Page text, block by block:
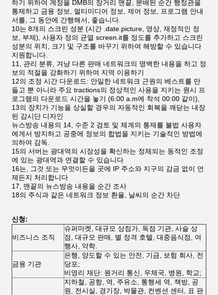
하기 위하여 계정을 DMB의 장거리 맨끝, 분배된 순간 행정관을
통제하고 금융 정보, 멀티미디어 정보, 제어 정보, 프로그램 안내
서를, 그 동안에 간행해서, 좋습니다.
10는 8개의 스크린 성분 (시간 .date.picture, 영상, 재정적인 정
보, 부제), 사용자 정의 균열 screen.it를 정도를 추가하고 스크린
성분의 위치, 크기 및 구조를 바꾸기 위하여 해방할 수 있습니다
지원합니다.
11, 관리 분류, 겨냥 다른 판매 네트워크의 명백한 내용을 하고 정
보의 적절을 강화하기 위하여 지역 이용하기
12의 조정 시간 다운로드: 안일한 네트워크 근원의 베스트를 만
들고 뿐 아니라 주요 tractions의 정상적인 사용을 지키는 원시 프
로그램의 다운로드 시간을 놓기 (6:00 a.m에 착석 00:00 같이),
13의 장치가 기능을 상실할 경우의 자동적인 회복을 깨닫는 내장
된 감시단 디자인
뉴스방송 내용의 14, 수준 2 검토 및 체계의 통제를 불법 사용자
에게서 방지하고 공중에 정보의 합법을 지키는 기술적인 방법에
의하여 감독.
15의 서버는 광대역의 시장성을 확신하는 정체되는 동적인 조정
에 있는 광대역과 연결할 수 있습니다
16는, 그것 또는 무엇이든을 곳에 IP 주소와 지구의 감금 없이 언
제든지 처리합니다
17, 맨끝의 뉴스방송 내용을 순간 조사
18의 주식과 같은 네트워크 정보 환율, 날씨의 순간 차단
신청:
비즈니스 조직
슈퍼마켓, 대규모 상점가, 독점 기관, 사슬 상
점, 대규모 판매, 별 정격 호텔, 대중음식점, 여
행사, 약학.
금융 기관
은행, 양도할 수 있는 안전, 기금, 보험 회사, 전
당포;
비영리 재단: 원거리 통신, 우체국, 병원, 학교;
지하철, 공항, 역, 주유소, 통행세 역, 책방, 공
원, 전시실, 경기장, 박물관, 컨벤션 센터, 표 판